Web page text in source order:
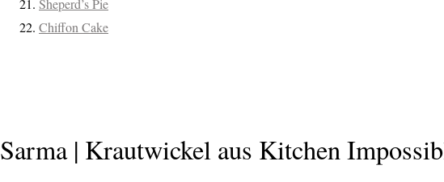
Sheperd’s Pie
Chiffon Cake
Sarma | Krautwickel aus Kitchen